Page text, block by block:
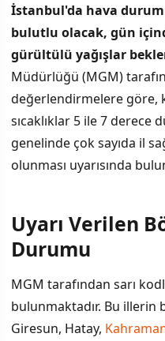
İstanbul'da hava
bulutlu olacak, gün
gürültülü yağışlar
Müdürlüğü (MGM)
değerlendirmelere göre,
sıcaklıklar 5 ile 7 derece
genelinde çok sayıda il
olunması uyarısında
İÇINDEKILER
Rüzgar ve Sıcaklık
Uyarı Verilen
Durumu
MGM tarafından sarı
bulunmaktadır. Bu illerin
Giresun, Hatay,